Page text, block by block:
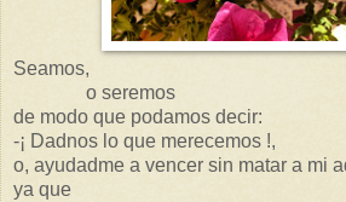
Seamos,
o seremos
de modo que podamos decir:
-¡ Dadnos lo que merecemos !,
o, ayudadme a vencer sin matar a mi
ya que